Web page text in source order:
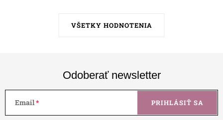
VŠETKY HODNOTENIA
Odoberať newsletter
Email PRIHLÁSIŤ SA